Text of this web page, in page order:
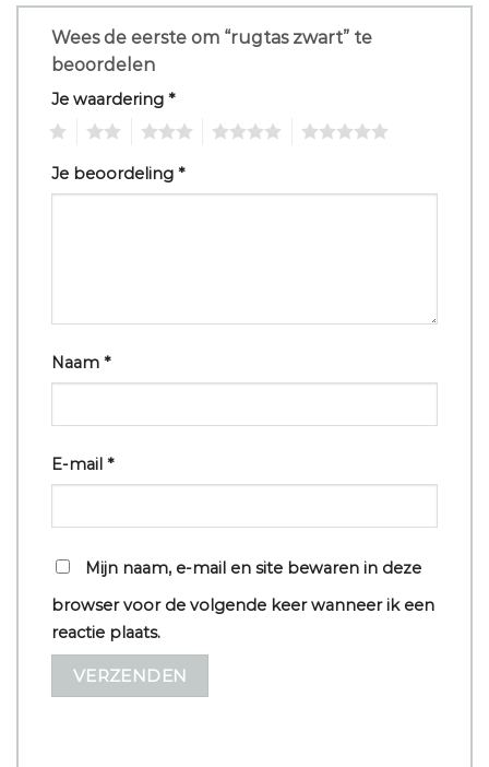
Wees de eerste om “rugtas zwart” te
beoordelen
Je waardering *
Je beoordeling *
Naam *
E-mail *
Mijn naam, e-mail en site bewaren in deze
browser voor de volgende keer wanneer ik een
reactie plaats.